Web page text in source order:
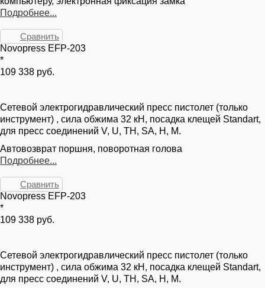
Подробнее...
Сравнить
Novopress EFP-203
*
109 338 руб.
Сетевой электрогидравлический пресс пистолет (только
инструмент) , сила обжима 32 кН, посадка клещей Standart,
для пресс соединений V, U, TH, SA, H, M.
Автовозврат поршня, поворотная голова
Подробнее...
Сравнить
Novopress EFP-203
*
109 338 руб.
Сетевой электрогидравлический пресс пистолет (только
инструмент) , сила обжима 32 кН, посадка клещей Standart,
для пресс соединений V, U, TH, SA, H, M.